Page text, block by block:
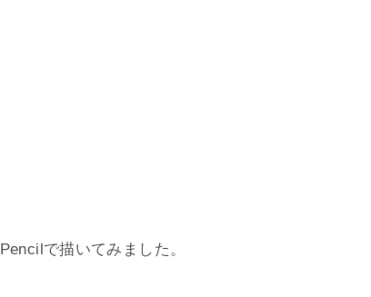
で描いてみました。